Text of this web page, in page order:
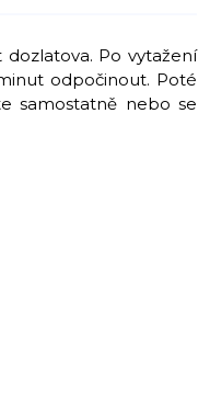
Po vytažení
odpočinout. Poté
samostatně nebo se